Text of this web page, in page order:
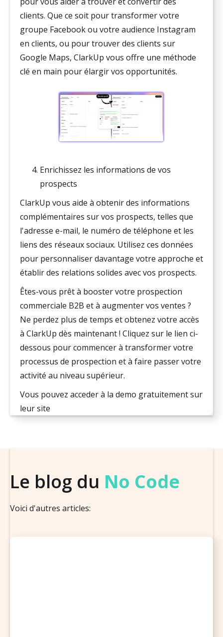
clients. Que ce soit pour transformer votre
groupe Facebook ou votre audience Instagram
en clients, ou pour trouver des clients sur
Google Maps, ClarkUp vous offre une méthode
clé en main pour élargir vos opportunités.
Enrichissez les informations de vos
prospects
ClarkUp vous aide à obtenir des informations
complémentaires sur vos prospects, telles que
l'adresse e-mail, le numéro de téléphone et les
liens des réseaux sociaux. Utilisez ces données
pour personnaliser davantage votre approche et
établir des relations solides avec vos prospects.
Êtes-vous prêt à booster votre prospection
commerciale B2B et à augmenter vos ventes ?
Ne perdez plus de temps et obtenez votre accès
à ClarkUp dès maintenant ! Cliquez sur le lien ci-
dessous pour commencer à transformer votre
processus de prospection et à faire passer votre
activité au niveau supérieur.
Vous pouvez acceder à la demo gratuitement sur
leur site
Le blog du No Code
Voici d'autres articles: